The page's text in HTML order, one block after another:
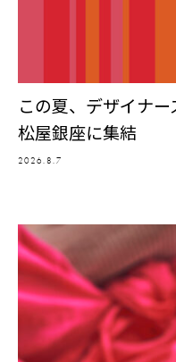
この夏、デザイナ
松屋銀座に集結
2026.8.7